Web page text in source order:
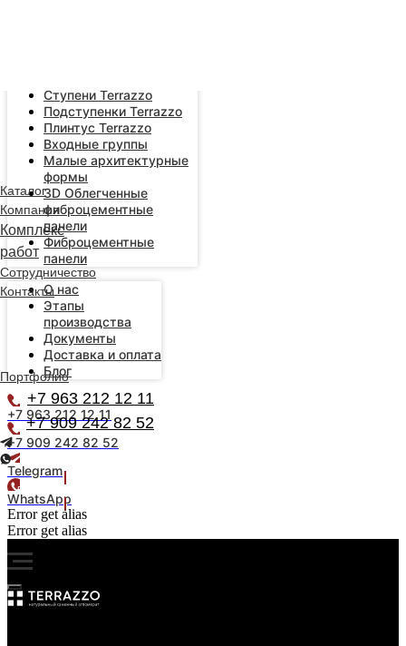
Каталог
Компания
Комплекс
работ
Сотрудничество
Контакты
Портфолио
+7 963 212 12 11
+7 909 242 82 52
Получить образцы
Ступени Terrazzo
Подступенки Terrazzo
Плинтус Terrazzo
Входные группы
Малые архитектурные
формы
3D Облегченные
фиброцементные
панели
Фиброцементные
панели
О нас
Этапы
производства
Документы
Доставка и оплата
Блог
+7 963 212 12 11
+7 909 242 82 52
Telegram
WhatsApp
Error get alias
Error get alias